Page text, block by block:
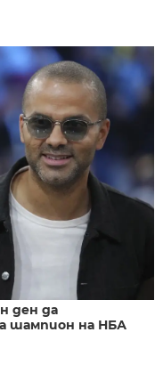
ден да
шампион на НБА